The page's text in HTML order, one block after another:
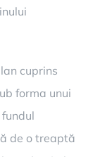
cuprins
forma unui
de o treaptă